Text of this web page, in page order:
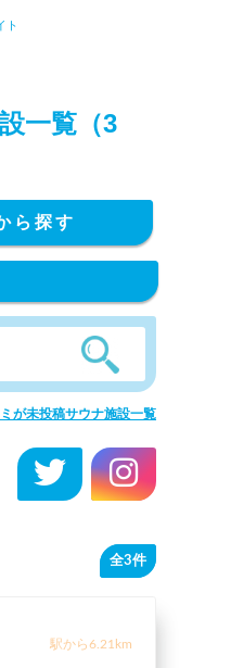
ト
一覧（3
ら探す
が未投稿サウナ施設一覧
全3件
駅から6.21km